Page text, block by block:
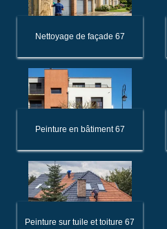
Nettoyage de façade 67
Peinture en bâtiment 67
Peinture sur tuile et toiture 67